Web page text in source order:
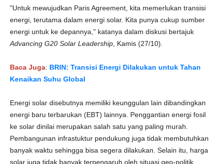
"Untuk mewujudkan Paris Agreement, kita memerlukan transisi
energi, terutama dalam energi solar. Kita punya cukup sumber
energi untuk ke depannya," katanya dalam diskusi bertajuk
Advancing G20 Solar Leadership , Kamis (27/10).
Baca Juga: BRIN: Transisi Energi Dilakukan untuk Tahan
Kenaikan Suhu Global
Energi solar disebutnya memiliki keunggulan lain dibandingkan
energi baru terbarukan (EBT) lainnya. Penggantian energi fosil
ke solar dinilai merupakan salah satu yang paling murah.
Pembangunan infrastuktur pendukung juga tidak membutuhkan
banyak waktu sehingga bisa segera dilakukan. Selain itu, harga
solar juga tidak banyak terpengaruh oleh situasi geo-politik